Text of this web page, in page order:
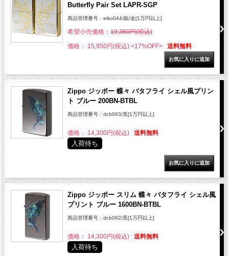
Butterfly Pair Set LAPR-SGP
商品管理番号：eiko044/銀/金[1万円以上]
希望小売価格： 19,360円(税込)
価格： 15,950円(税込) <17%OFF> 送料無料
Zippo ジッポー 蝶々 バタフライ シェル風プリン
ト ブルー 200BN-BTBL
商品管理番号：dcb063/黒[1万円以上]
価格： 14,300円(税込) 送料無料
入荷待ち
Zippo ジッポー スリム 蝶々 バタフライ シェル風
プリント ブルー 1600BN-BTBL
商品管理番号：dcb062/黒[1万円以上]
価格： 14,300円(税込) 送料無料
入荷待ち